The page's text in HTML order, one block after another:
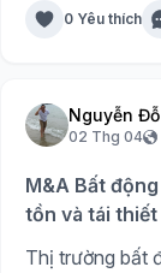
0 Yêu thích
Nguyễn
02 Thg 04
M&A Bất
tồn và tái thiết
Thị trường bất